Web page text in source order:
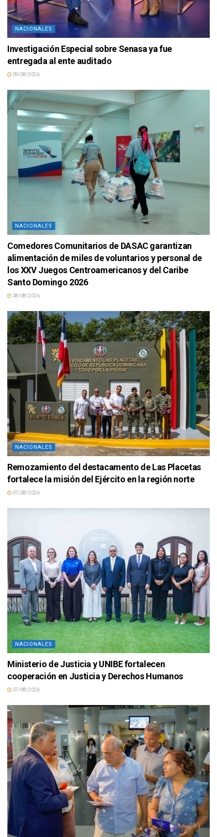
NACIONALES
Investigación Especial sobre Senasa ya fue
entregada al ente auditado
09/08/2026
NACIONALES
Comedores Comunitarios de DASAC garantizan
alimentación de miles de voluntarios y personal de
los XXV Juegos Centroamericanos y del Caribe
Santo Domingo 2026
08/08/2026
NACIONALES
Remozamiento del destacamento de Las Placetas
fortalece la misión del Ejército en la región norte
07/08/2026
NACIONALES
Ministerio de Justicia y UNIBE fortalecen
cooperación en Justicia y Derechos Humanos
07/08/2026